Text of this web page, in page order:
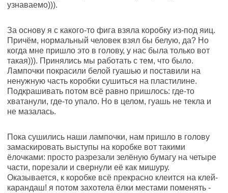
узнаваемо))).
За основу я с какого-то фига взяла коробку из-под яиц.
Причём, нормальный человек взял бы белую, да? Но
когда мне пришло это в голову, у нас была только вот
такая))). Принялись мы работать с тем, что было.
Лампочки покрасили белой гуашью и поставили на
ненужную часть коробки сушиться на пластилине.
Подкрашивать потом всё равно пришлось: где-то
хватанули, где-то упало. Но в целом, гуашь не текла и
не мазалась.
Пока сушились наши лампочки, нам пришло в голову
замаскировать выступы на коробке вот такими
ёлочками: просто разрезали зелёную бумагу на четыре
части, порезали и свернули её как мишуру.
Оказывается, к коробке всё прекрасно клеится на клей-
карандаш! я потом захотела ёлки местами поменять -